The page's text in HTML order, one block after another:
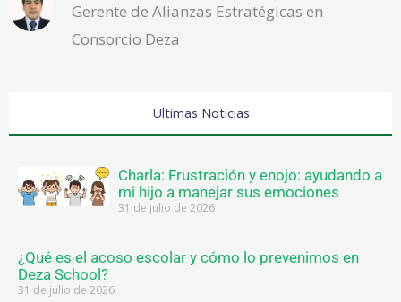
Gerente de Alianzas Estratégicas en
Consorcio Deza
Ultimas Noticias
Charla: Frustración y enojo: ayudando a
mi hijo a manejar sus emociones
31 de julio de 2026
¿Qué es el acoso escolar y cómo lo prevenimos en
Deza School?
31 de julio de 2026